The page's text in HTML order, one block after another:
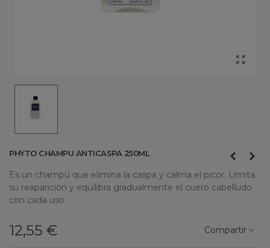
PHYTO CHAMPU ANTICASPA 250ML
Es un champú que elimina la caspa y calma el picor. Limita
su reaparición y equilibra gradualmente el cuero cabelludo
con cada uso.
12,55 € Compartir